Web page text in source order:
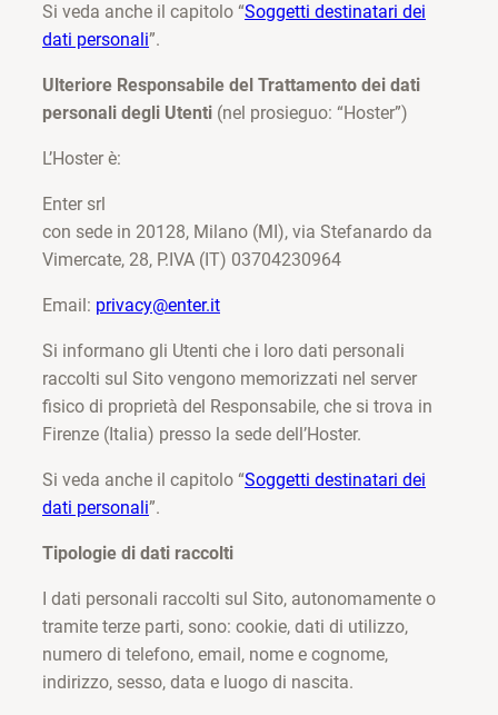
Si veda anche il capitolo “Soggetti destinatari dei
dati personali”.
Ulteriore Responsabile del Trattamento dei dati
personali degli Utenti (nel prosieguo: “Hoster”)
L’Hoster è:
Enter srl
con sede in 20128, Milano (MI), via Stefanardo da
Vimercate, 28, P.IVA (IT) 03704230964
Email: privacy@enter.it
Si informano gli Utenti che i loro dati personali
raccolti sul Sito vengono memorizzati nel server
fisico di proprietà del Responsabile, che si trova in
Firenze (Italia) presso la sede dell’Hoster.
Si veda anche il capitolo “Soggetti destinatari dei
dati personali”.
Tipologie di dati raccolti
I dati personali raccolti sul Sito, autonomamente o
tramite terze parti, sono: cookie, dati di utilizzo,
numero di telefono, email, nome e cognome,
indirizzo, sesso, data e luogo di nascita.